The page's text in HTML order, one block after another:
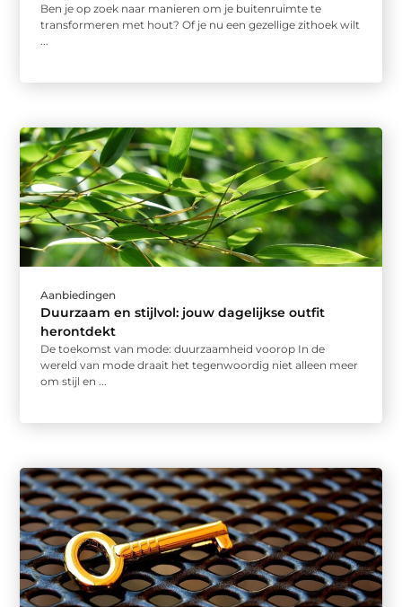
Ben je op zoek naar manieren om je buitenruimte te
transformeren met hout? Of je nu een gezellige zithoek wilt
Aanbiedingen
Duurzaam en stijlvol: jouw dagelijkse outfit
herontdekt
De toekomst van mode: duurzaamheid voorop In de
wereld van mode draait het tegenwoordig niet alleen meer
om stijl en ...